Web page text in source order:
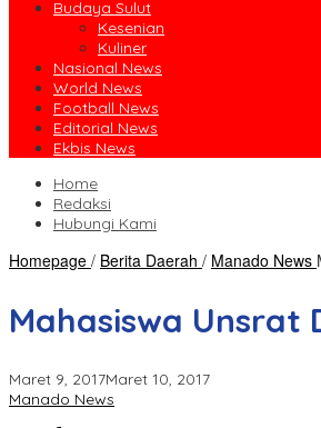
Budaya Sulut
Kesenian
Kuliner
Nasional News
World News
Football News
Editorial News
Ekbis News
Home
Redaksi
Hubungi Kami
Homepage / Berita Daerah / Manado News
Mahasiswa Unsrat
Maret 9, 2017Maret 10, 2017
Manado News